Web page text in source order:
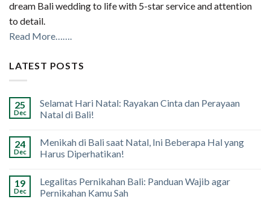
dream Bali wedding to life with 5-star service and attention
to detail.
Read More…….
LATEST POSTS
25
Dec
Selamat Hari Natal: Rayakan Cinta dan Perayaan
Natal di Bali!
24
Dec
Menikah di Bali saat Natal, Ini Beberapa Hal yang
Harus Diperhatikan!
19
Dec
Legalitas Pernikahan Bali: Panduan Wajib agar
Pernikahan Kamu Sah